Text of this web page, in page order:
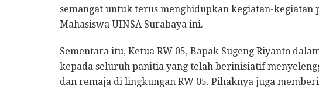
semangat untuk terus menghidupkan kegiatan-kegiatan
Mahasiswa UINSA Surabaya ini.
Sementara itu, Ketua RW 05, Bapak Sugeng Riyanto
kepada seluruh panitia yang telah berinisiatif
dan remaja di lingkungan RW 05. Pihaknya juga